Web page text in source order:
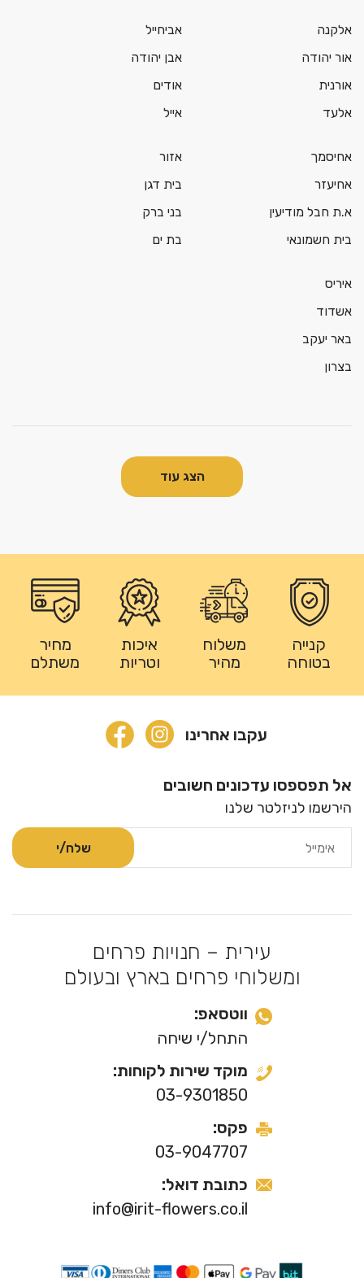
אלקנה
אור יהודה
אורנית
אלעד
אביחייל
אבן יהודה
אודים
אייל
אחיסמך
אחיעזר
א.ת חבל מודיעין
בית חשמונאי
אזור
בית דגן
בני ברק
בת ים
איריס
אשדוד
באר יעקב
בצרון
הצג עוד
קנייה
בטוחה
משלוח
מהיר
איכות
וטריות
מחיר
משתלם
עקבו אחרינו
אל תפספסו עדכונים חשובים
הירשמו לניזלטר שלנו
עירית – חנויות פרחים
ומשלוחי פרחים בארץ ובעולם
ווטסאפ:
התחל/י שיחה
מוקד שירות לקוחות:
03-9301850
פקס:
03-9047707
כתובת דואל:
info@irit-flowers.co.il